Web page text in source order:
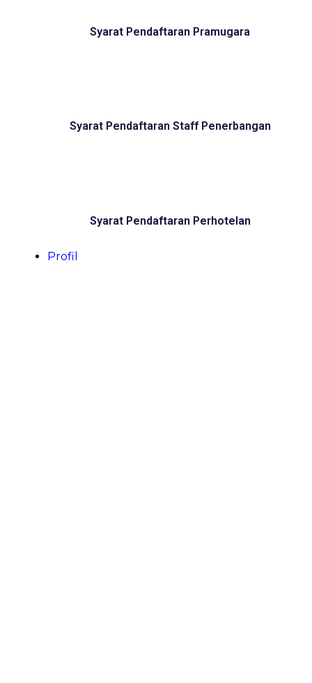
Syarat Pendaftaran Pramugara
Syarat Pendaftaran Staff Penerbangan
Syarat Pendaftaran Perhotelan
Profil